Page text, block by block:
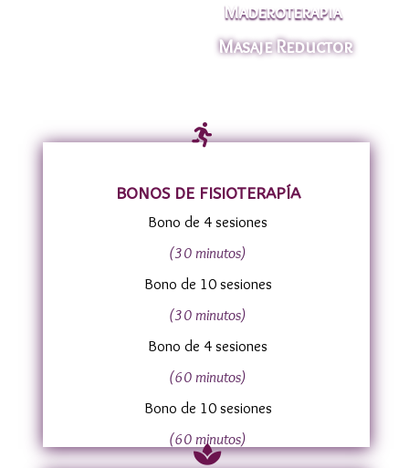
Maderoterapia
Masaje Reductor
BONOS DE FISIOTERAPÍA
Bono de 4 sesiones
(30 minutos)
Bono de 10 sesiones
(30 minutos)
Bono de 4 sesiones
(60 minutos)
Bono de 10 sesiones
(60 minutos)

